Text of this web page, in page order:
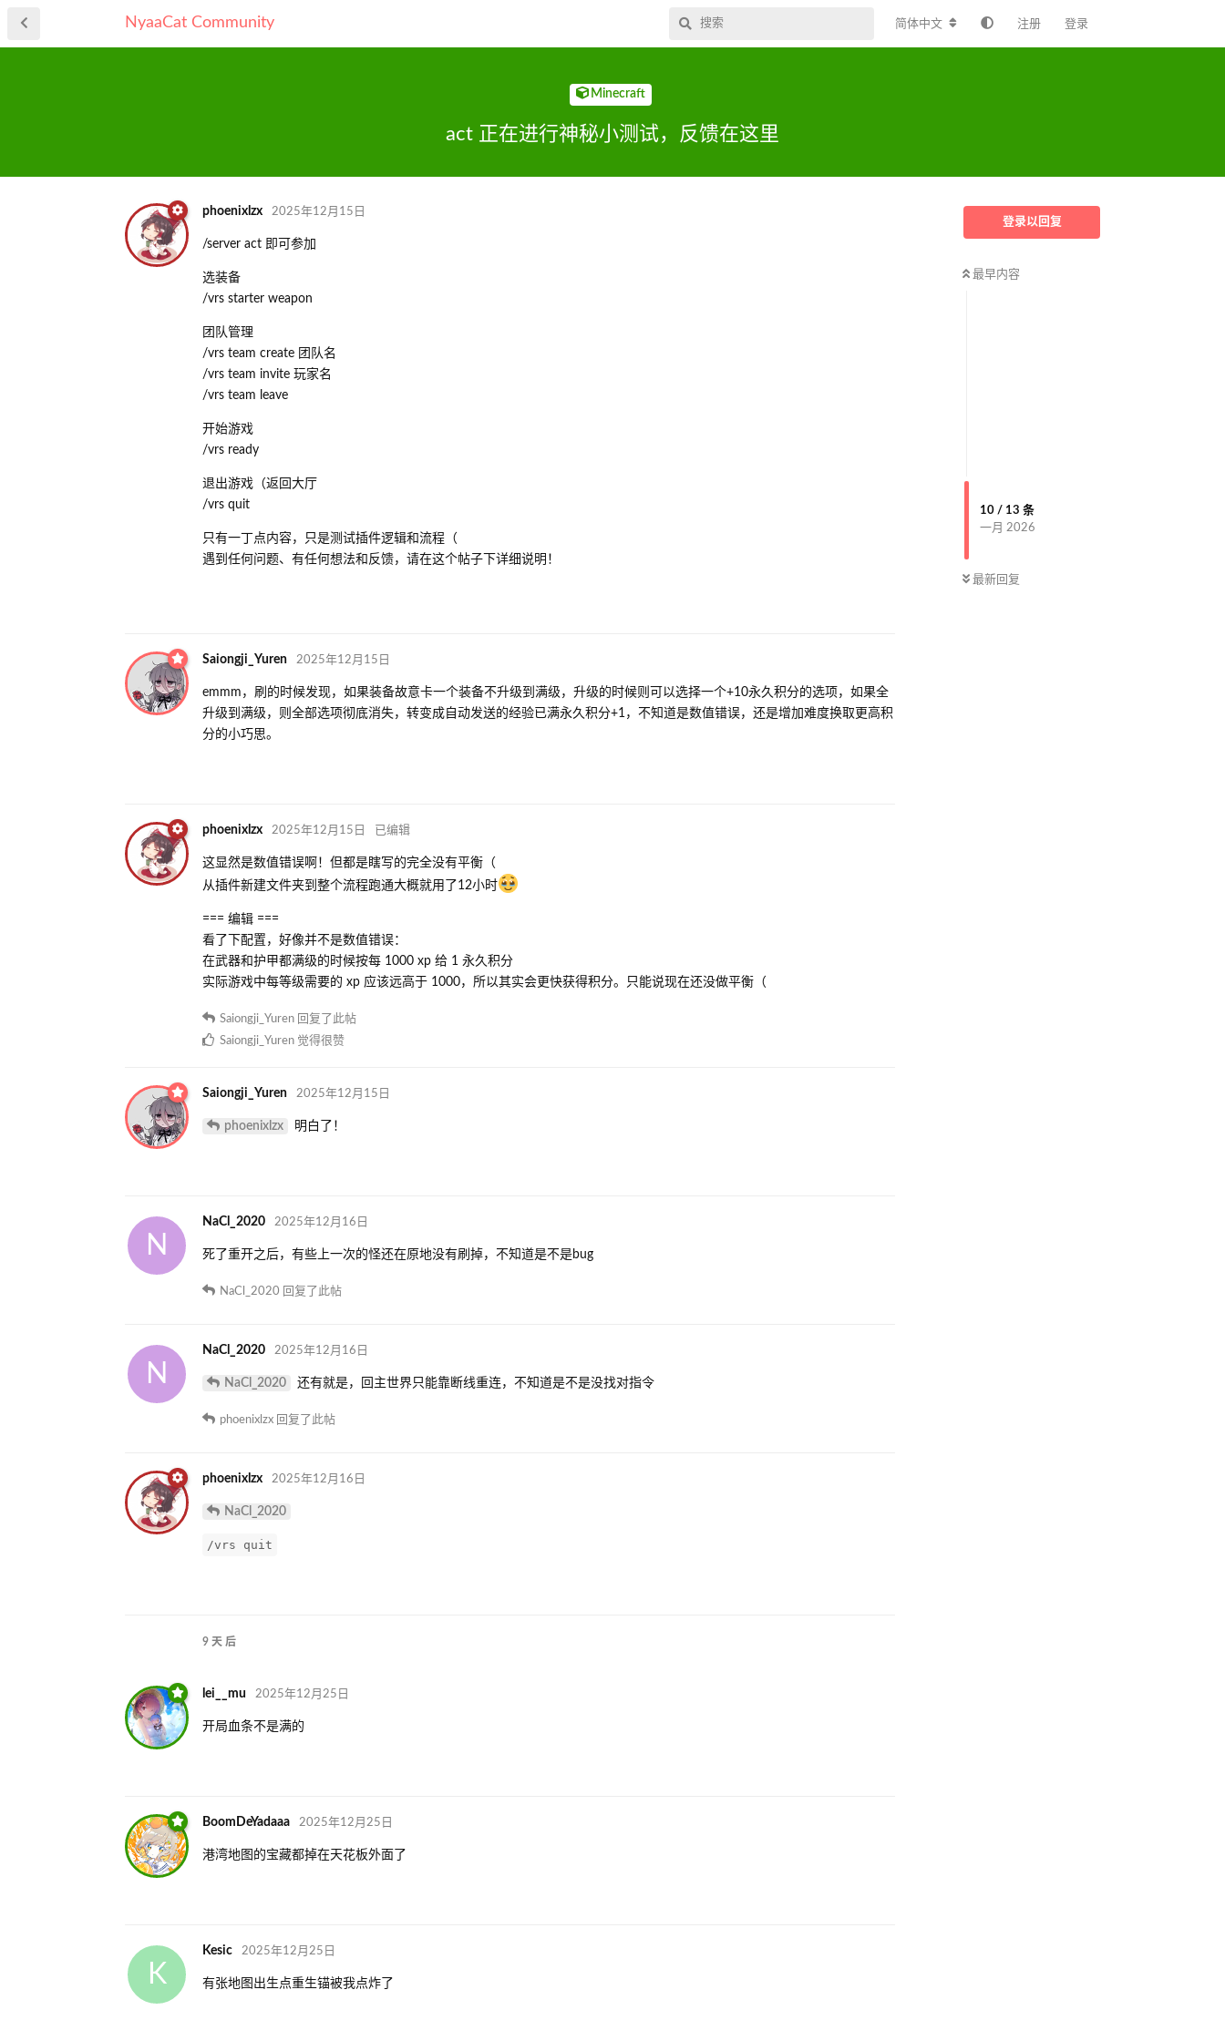
NyaaCat Community 简体中文 注册 登录
Minecraft
act 正在进行神秘小测试，反馈在这里
登录以回复
最早内容
10 / 13 条
一月 2026
最新回复
phoenixlzx 2025年12月15日
/server act 即可参加
选装备
/vrs starter weapon
团队管理
/vrs team create 团队名
/vrs team invite 玩家名
/vrs team leave
开始游戏
/vrs ready
退出游戏（返回大厅
/vrs quit
只有一丁点内容，只是测试插件逻辑和流程（
遇到任何问题、有任何想法和反馈，请在这个帖子下详细说明！
Saiongji_Yuren 2025年12月15日
emmm，刷的时候发现，如果装备故意卡一个装备不升级到满级，升级的时候则可以选择一个+10永久积分的选项，如果全
升级到满级，则全部选项彻底消失，转变成自动发送的经验已满永久积分+1，不知道是数值错误，还是增加难度换取更高积
分的小巧思。
phoenixlzx 2025年12月15日 已编辑
这显然是数值错误啊！但都是瞎写的完全没有平衡（
从插件新建文件夹到整个流程跑通大概就用了12小时
=== 编辑 ===
看了下配置，好像并不是数值错误：
在武器和护甲都满级的时候按每 1000 xp 给 1 永久积分
实际游戏中每等级需要的 xp 应该远高于 1000，所以其实会更快获得积分。只能说现在还没做平衡（
Saiongji_Yuren 回复了此帖
Saiongji_Yuren 觉得很赞
Saiongji_Yuren 2025年12月15日
phoenixlzx 明白了！
N
NaCl_2020 2025年12月16日
死了重开之后，有些上一次的怪还在原地没有刷掉，不知道是不是bug
NaCl_2020 回复了此帖
N
NaCl_2020 2025年12月16日
NaCl_2020 还有就是，回主世界只能靠断线重连，不知道是不是没找对指令
phoenixlzx 回复了此帖
phoenixlzx 2025年12月16日
NaCl_2020
/vrs quit
9 天 后
lei__mu 2025年12月25日
开局血条不是满的
BoomDeYadaaa 2025年12月25日
港湾地图的宝藏都掉在天花板外面了
K
Kesic 2025年12月25日
有张地图出生点重生锚被我点炸了